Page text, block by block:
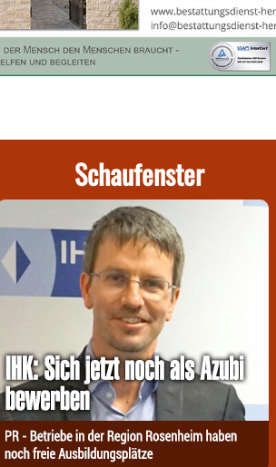
Schaufenster